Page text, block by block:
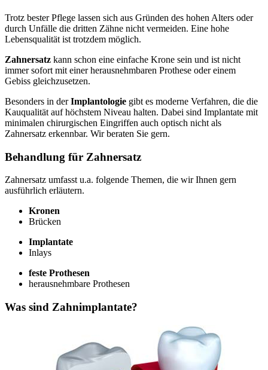
Trotz bester Pflege lassen sich aus Gründen des hohen Alters oder
durch Unfälle die dritten Zähne nicht vermeiden. Eine hohe
Lebensqualität ist trotzdem möglich.
Zahnersatz kann schon eine einfache Krone sein und ist nicht
immer sofort mit einer herausnehmbaren Prothese oder einem
Gebiss gleichzusetzen.
Besonders in derImplantologie gibt es moderne Verfahren, die die
Kauqualität auf höchstem Niveau halten. Dabei sind Implantate mit
minimalen chirurgischen Eingriffen auch optisch nicht als
Zahnersatz erkennbar. Wir beraten Sie gern.
Behandlung für Zahnersatz
Zahnersatz umfasst u.a. folgende Themen, die wir Ihnen gern
ausführlich erläutern.
Kronen
Brücken
Implantate
Inlays
feste Prothesen
herausnehmbare Prothesen
Was sind Zahnimplantate?